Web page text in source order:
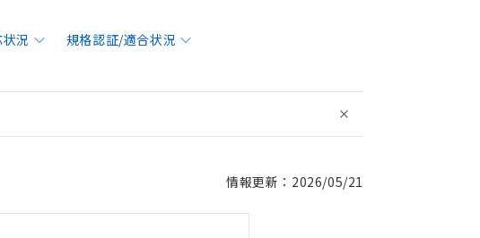
況 規格認証/適合状況
情報更新：2026/05/21